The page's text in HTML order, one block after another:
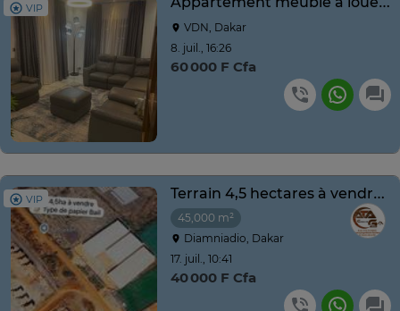
VIP
VDN, Dakar
8. juil., 16:26
60 000 F Cfa
VIP Terrain 4,5 hectares à vendre à Diamniadio
45,000 m²
Diamniadio, Dakar
17. juil., 10:41
40 000 F Cfa